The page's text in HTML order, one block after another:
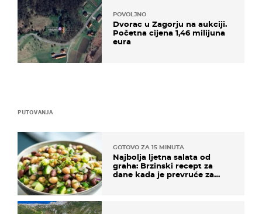
PUTOVANJA
GOTOVO ZA 15 MINUTA
Najbolja ljetna salata od
graha: Brzinski recept za
dane kada je prevruće za
POVOLJNO
Dvorac u Zagorju na aukciji.
Početna cijena 1,46 milijuna
eura